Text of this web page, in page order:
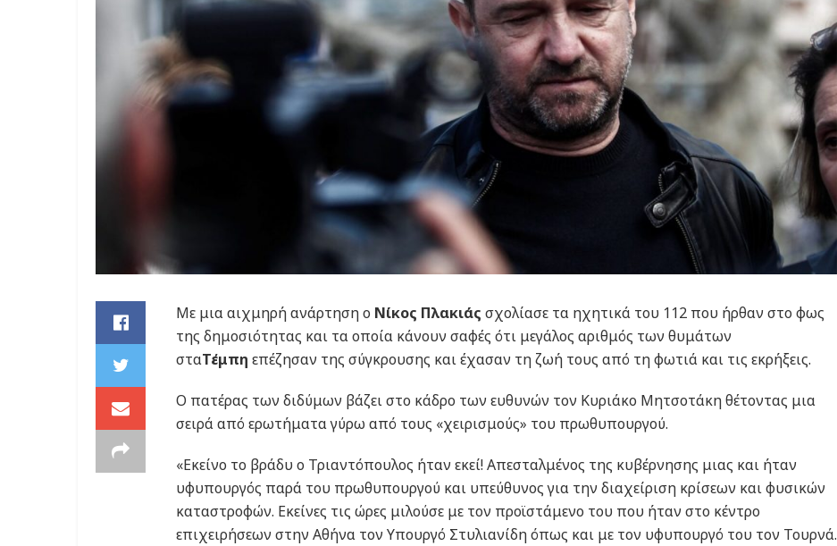
Με μια αιχμηρή ανάρτηση ο Νίκος Πλακιάς σχολίασε τα ηχητικά του 112 που ήρθαν στο φως
της δημοσιότητας και τα οποία κάνουν σαφές ότι μεγάλος αριθμός των θυμάτων
σταΤέμπη επέζησαν της σύγκρουσης και έχασαν τη ζωή τους από τη φωτιά και τις εκρήξεις.
Ο πατέρας των διδύμων βάζει στο κάδρο των ευθυνών τον Κυριάκο Μητσοτάκη θέτοντας μια
σειρά από ερωτήματα γύρω από τους «χειρισμούς» του πρωθυπουργού.
«Εκείνο το βράδυ ο Τριαντόπουλος ήταν εκεί! Απεσταλμένος της κυβέρνησης μιας και ήταν
υφυπουργός παρά του πρωθυπουργού και υπεύθυνος για την διαχείριση κρίσεων και φυσικών
καταστροφών. Εκείνες τις ώρες μιλούσε με τον προϊστάμενο του που ήταν στο κέντρο
επιχειρήσεων στην Αθήνα τον Υπουργό Στυλιανίδη όπως και με τον υφυπουργό του τον Τουρνά.